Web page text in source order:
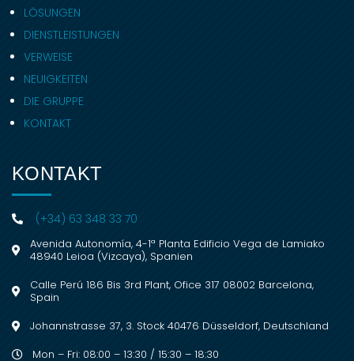
LÖSUNGEN
DIENSTLEISTUNGEN
VERWEISE
NEUIGKEITEN
DIE GRUPPE
KONTAKT
KONTAKT
(+34) 63 348 33 70
Avenida Autonomía, 4-1ª Planta Edificio Vega de Lamiako
48940 Leioa (Vizcaya), Spanien
Calle Perú 186 Bis 3rd Plant, Ofice 317 08002 Barcelona,
Spain
Johannstrasse 37, 3. Stock 40476 Düsseldorf, Deutschland
Mon – Fri: 08:00 – 13:30 / 15:30 – 18:30